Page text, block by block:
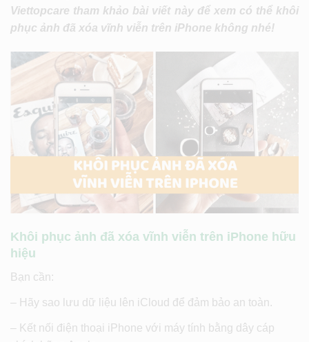
Viettopcare tham khảo bài viết này để xem có thể khôi
phục ảnh đã xóa vĩnh viễn trên iPhone không nhé!
Khôi phục ảnh đã xóa vĩnh viễn trên iPhone hữu
hiệu
Bạn cần:
– Hãy sao lưu dữ liệu lên iCloud để đảm bảo an toàn.
– Kết nối điện thoại iPhone với máy tính bằng dây cáp